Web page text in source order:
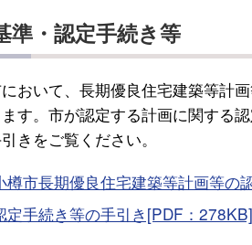
準・認定手続き等
おいて、長期優良住宅建築等計
す。市が認定する計画に関する
きをご覧ください。
樽市長期優良住宅建築等計画等の
定手続き等の手引き[PDF：278KB]